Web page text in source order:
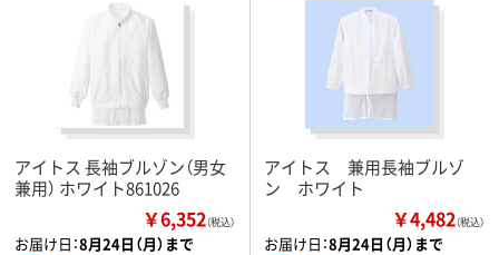
アイトス 長袖ブルゾン（男女
兼用） ホワイト861026
￥6,352（税込）
お届け日：8月24日（月）まで
アイトス 兼用長袖ブルゾ
ン ホワイト
￥4,482（税込）
お届け日：8月24日（月）まで